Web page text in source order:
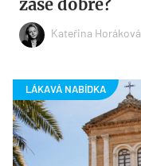
zase dobře?
Kateřina Horáková